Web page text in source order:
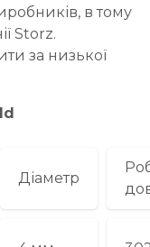
в тому
Storz.
за низької
Діаметр